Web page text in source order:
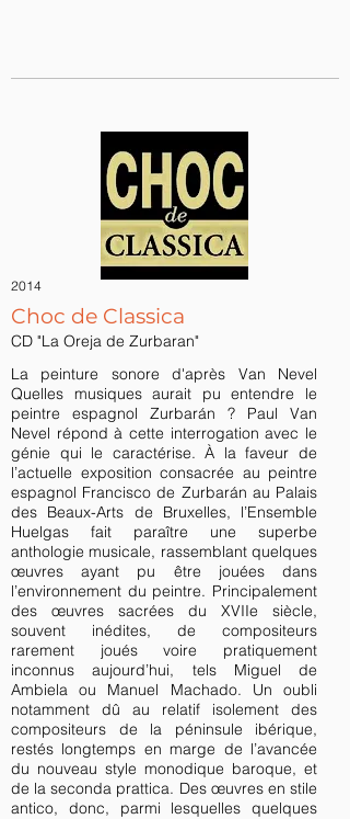
2014
Choc de Classica
CD "La Oreja de Zurbaran"
La peinture sonore d'après Van Nevel
Quelles musiques aurait pu entendre le
peintre espagnol Zurbarán ? Paul Van
Nevel répond à cette interrogation avec le
génie qui le caractérise. À la faveur de
l’actuelle exposition consacrée au peintre
espagnol Francisco de Zurbarán au Palais
des Beaux-Arts de Bruxelles, l’Ensemble
Huelgas fait paraître une superbe
anthologie musicale, rassemblant quelques
œuvres ayant pu être jouées dans
l’environnement du peintre. Principalement
des œuvres sacrées du XVIIe siècle,
souvent inédites, de compositeurs
rarement joués voire pratiquement
inconnus aujourd’hui, tels Miguel de
Ambiela ou Manuel Machado. Un oubli
notamment dû au relatif isolement des
compositeurs de la péninsule ibérique,
restés longtemps en marge de l’avancée
du nouveau style monodique baroque, et
de la seconda prattica. Des œuvres en stile
antico, donc, parmi lesquelles quelques